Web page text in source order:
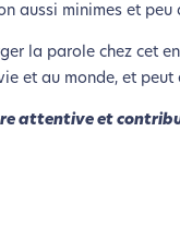
aussi minimes et
la parole chez cet
et au monde, et
attentive et